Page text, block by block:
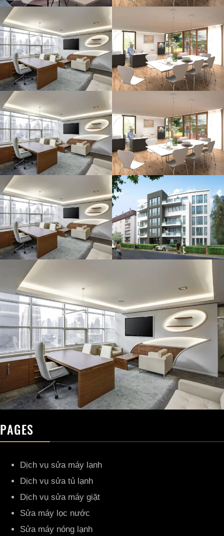
PAGES
Dịch vụ sửa máy lạnh
Dịch vụ sửa tủ lạnh
Dịch vụ sửa máy giặt
Sửa máy lọc nước
Sửa máy nóng lạnh